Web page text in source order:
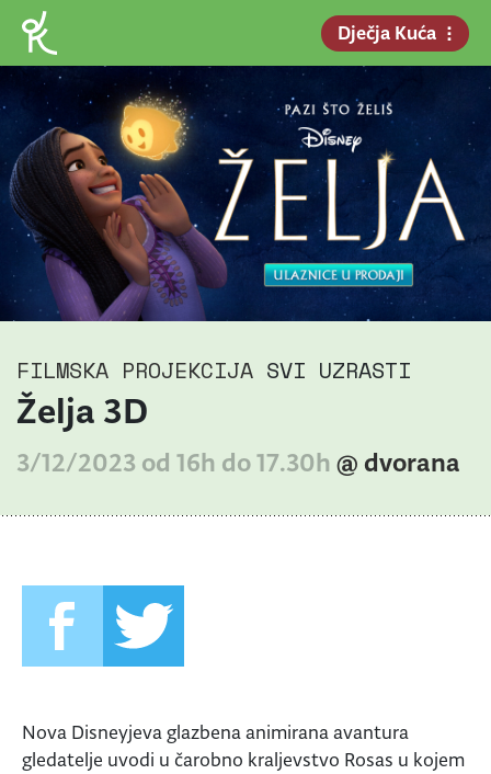
Dječja Kuća
FILMSKA PROJEKCIJA SVI UZRASTI
Želja 3D
3/12/2023 od 16h do 17.30h @ dvorana
Nova Disneyjeva glazbena animirana avantura
gledatelje uvodi u čarobno kraljevstvo Rosas u kojem